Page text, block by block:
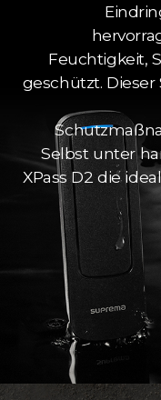
Feuchtigkeit,
geschützt.
Selbst unter
XPass D2 die